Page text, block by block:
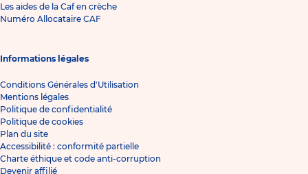
Les aides de la Caf en crèche
Numéro Allocataire CAF
Informations légales
Conditions Générales d'Utilisation
Mentions légales
Politique de confidentialité
Politique de cookies
Plan du site
Accessibilité : conformité partielle
Charte éthique et code anti-corruption
Devenir affilié